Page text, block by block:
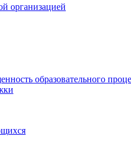
организацией
образовательного